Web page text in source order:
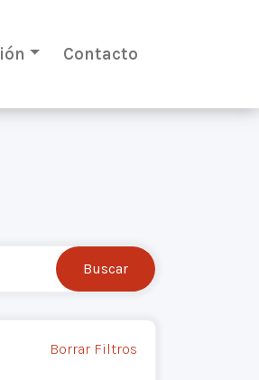
Contacto
Borrar Filtros